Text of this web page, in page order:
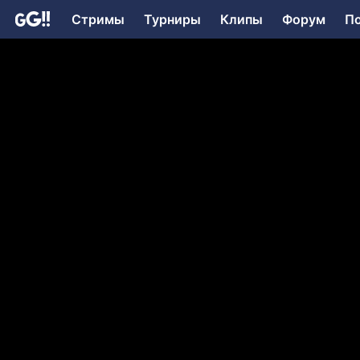
Стримы Турниры Клипы Форум